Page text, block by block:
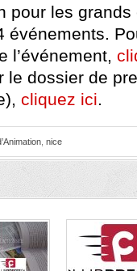
pour les
événements.
l’événement,
le dossier de
cliquez ici.
nice